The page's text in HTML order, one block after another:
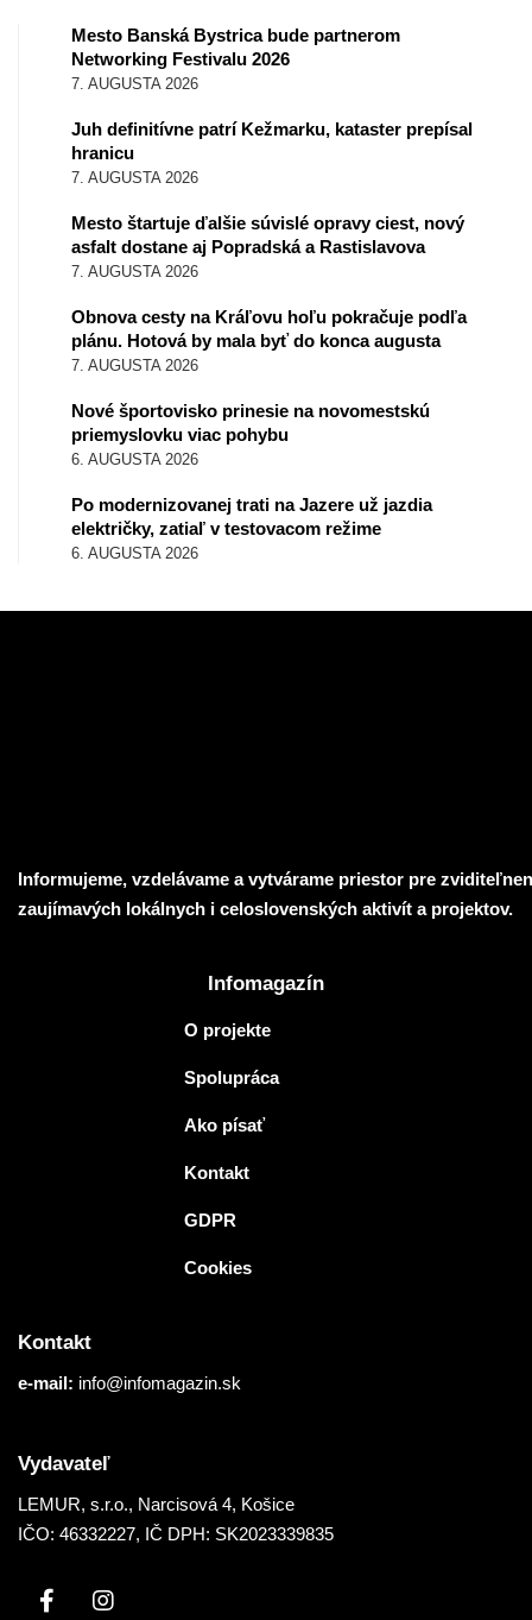
Mesto Banská Bystrica bude partnerom
Networking Festivalu 2026
7. AUGUSTA 2026
Juh definitívne patrí Kežmarku, kataster prepísal
hranicu
7. AUGUSTA 2026
Mesto štartuje ďalšie súvislé opravy ciest, nový
asfalt dostane aj Popradská a Rastislavova
7. AUGUSTA 2026
Obnova cesty na Kráľovu hoľu pokračuje podľa
plánu. Hotová by mala byť do konca augusta
7. AUGUSTA 2026
Nové športovisko prinesie na novomestskú
priemyslovku viac pohybu
6. AUGUSTA 2026
Po modernizovanej trati na Jazere už jazdia
električky, zatiaľ v testovacom režime
6. AUGUSTA 2026
Informujeme, vzdelávame a vytvárame priestor pre
zaujímavých lokálnych i celoslovenských aktivít a projektov.
Infomagazín
O projekte
Spolupráca
Ako písať
Kontakt
GDPR
Cookies
Kontakt
e-mail: info@infomagazin.sk
Vydavateľ
LEMUR, s.r.o., Narcisová 4, Košice
IČO: 46332227, IČ DPH: SK2023339835